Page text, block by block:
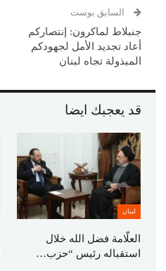
السابق بوست
جنبلاط لماكرون: إنتصاركم
أعاد تجديد الأمل لجهودكم
المبذولة تجاه لبنان
قد يعجبك ايضا
لبنان
العلّامة فضل الله خلال
استقباله رئيس “حزب…